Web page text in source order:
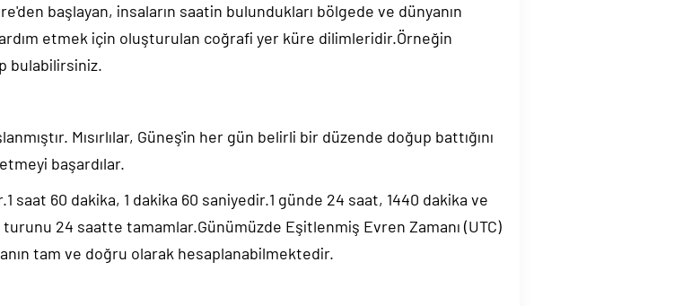
başlayan, insaların saatin bulundukları bölgede ve dünyanın
etmek için oluşturulan coğrafi yer küre dilimleridir.Örneğin
bulabilirsiniz.
Mısırlılar, Güneş'in her gün belirli bir düzende doğup battığını
başardılar.
60 dakika, 1 dakika 60 saniyedir.1 günde 24 saat, 1440 dakika ve
24 saatte tamamlar.Günümüzde Eşitlenmiş Evren Zamanı (UTC)
tam ve doğru olarak hesaplanabilmektedir.